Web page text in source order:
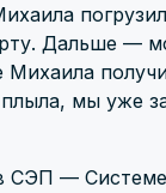
Дальше —
Михаила
мы уже
СЭП —